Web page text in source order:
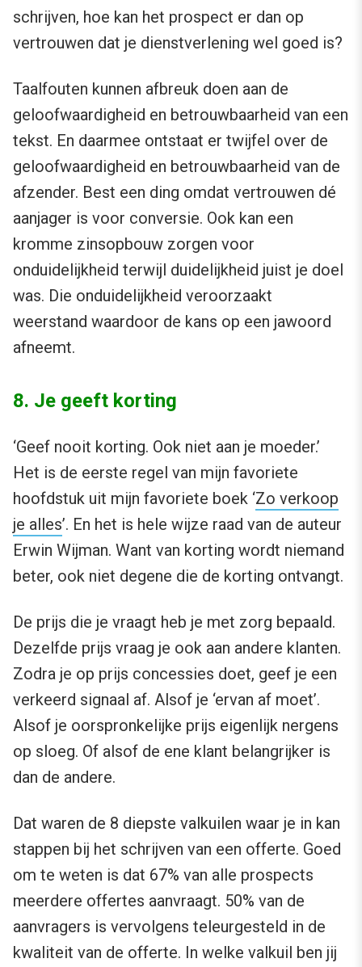
schrijven, hoe kan het prospect er dan op
vertrouwen dat je dienstverlening wel goed is?
Taalfouten kunnen afbreuk doen aan de
geloofwaardigheid en betrouwbaarheid van een
tekst. En daarmee ontstaat er twijfel over de
geloofwaardigheid en betrouwbaarheid van de
afzender. Best een ding omdat vertrouwen dé
aanjager is voor conversie. Ook kan een
kromme zinsopbouw zorgen voor
onduidelijkheid terwijl duidelijkheid juist je doel
was. Die onduidelijkheid veroorzaakt
weerstand waardoor de kans op een jawoord
afneemt.
8. Je geeft korting
‘Geef nooit korting. Ook niet aan je moeder.’
Het is de eerste regel van mijn favoriete
hoofdstuk uit mijn favoriete boek ‘Zo verkoop
je alles’. En het is hele wijze raad van de auteur
Erwin Wijman. Want van korting wordt niemand
beter, ook niet degene die de korting ontvangt.
De prijs die je vraagt heb je met zorg bepaald.
Dezelfde prijs vraag je ook aan andere klanten.
Zodra je op prijs concessies doet, geef je een
verkeerd signaal af. Alsof je ‘ervan af moet’.
Alsof je oorspronkelijke prijs eigenlijk nergens
op sloeg. Of alsof de ene klant belangrijker is
dan de andere.
Dat waren de 8 diepste valkuilen waar je in kan
stappen bij het schrijven van een offerte. Goed
om te weten is dat 67% van alle prospects
meerdere offertes aanvraagt. 50% van de
aanvragers is vervolgens teleurgesteld in de
kwaliteit van de offerte. In welke valkuil ben jij